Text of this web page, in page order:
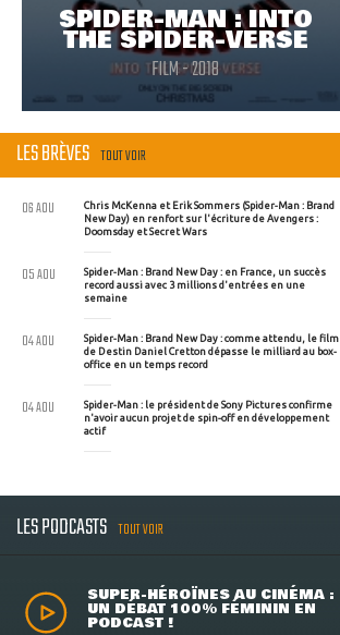
SPIDER-MAN : INTO
THE SPIDER-VERSE
FILM - 2018
LES BRÈVES TOUT VOIR
Chris McKenna et Erik Sommers (Spider-Man : Brand
New Day) en renfort sur l'écriture de Avengers :
Doomsday et Secret Wars
06 AOU
Spider-Man : Brand New Day : en France, un succès
record aussi avec 3 millions d'entrées en une
semaine
05 AOU
Spider-Man : Brand New Day : comme attendu, le film
de Destin Daniel Cretton dépasse le milliard au box-
office en un temps record
04 AOU
Spider-Man : le président de Sony Pictures confirme
n'avoir aucun projet de spin-off en développement
actif
04 AOU
LES PODCASTS TOUT VOIR
SUPER-HÉROÏNES AU CINÉMA :
UN DÉBAT 100% FÉMININ EN
PODCAST !